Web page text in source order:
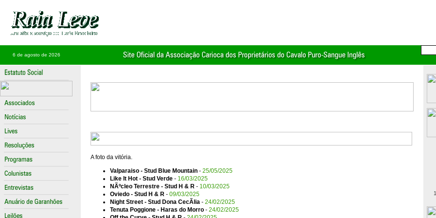
6 de agosto de 2026
A foto da vitória.
Valparaiso - Stud Blue Mountain - 25/05/2025
Like It Hot - Stud Verde - 16/03/2025
NÃºcleo Terrestre - Stud H & R - 10/03/2025
Oviedo - Stud H & R - 09/03/2025
Night Street - Stud Dona CecÃ­lia - 24/02/2025
Tenuta Poggione - Haras do Morro - 24/02/2025